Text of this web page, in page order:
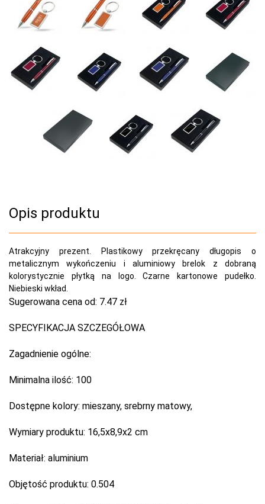
Opis produktu
Atrakcyjny prezent. Plastikowy przekręcany długopis o
metalicznym wykończeniu i aluminiowy brelok z dobraną
kolorystycznie płytką na logo. Czarne kartonowe pudełko.
Niebieski wkład.
Sugerowana cena od: 7.47 zł
SPECYFIKACJA SZCZEGÓŁOWA
Zagadnienie ogólne:
Minimalna ilość: 100
Dostępne kolory: mieszany, srebrny matowy,
Wymiary produktu: 16,5x8,9x2 cm
Materiał: aluminium
Objętość produktu: 0.504